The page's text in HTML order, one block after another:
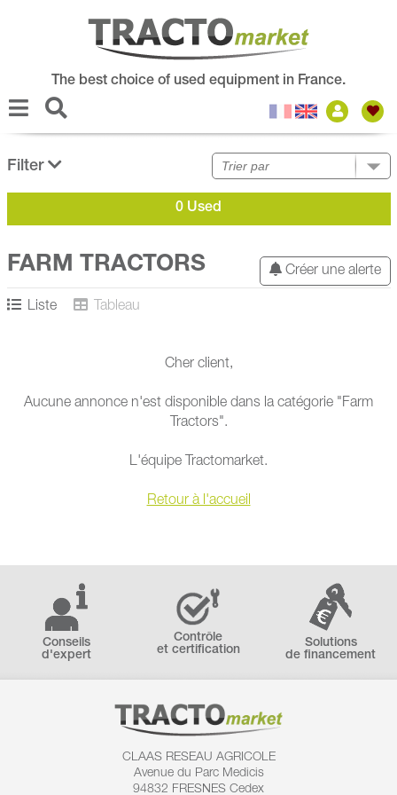
The best choice of used equipment in France.
Filter
0 Used
Créer une alerte
FARM TRACTORS
Liste Tableau
Cher client,
Aucune annonce n'est disponible dans la catégorie "Farm
Tractors".
L'équipe Tractomarket.
Retour à l'accueil
Conseils
d'expert
Contrôle
et certification
Solutions
de financement
CLAAS RESEAU AGRICOLE
Avenue du Parc Medicis
94832 FRESNES Cedex